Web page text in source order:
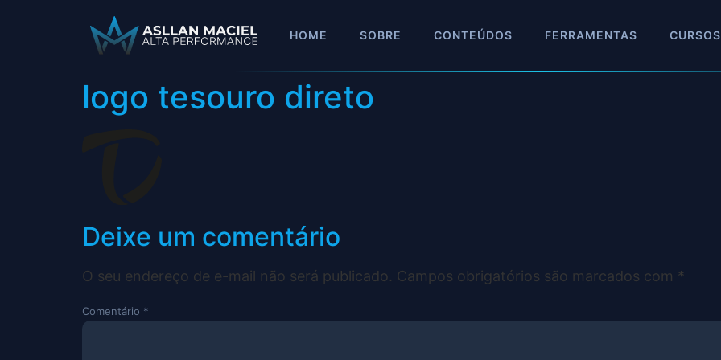
HOME SOBRE CONTEÚDOS FERRAMENTAS CURSOS
logo tesouro direto
Deixe um comentário
O seu endereço de e-mail não será publicado. Campos obrigatórios são marcados com *
Comentário *